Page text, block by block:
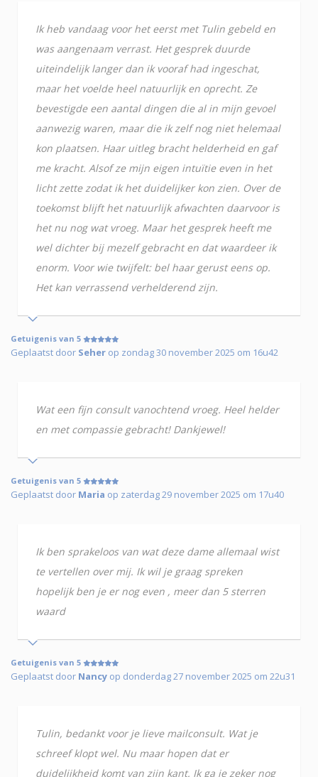
Ik heb vandaag voor het eerst met Tulin gebeld en
was aangenaam verrast. Het gesprek duurde
uiteindelijk langer dan ik vooraf had ingeschat,
maar het voelde heel natuurlijk en oprecht. Ze
bevestigde een aantal dingen die al in mijn gevoel
aanwezig waren, maar die ik zelf nog niet helemaal
kon plaatsen. Haar uitleg bracht helderheid en gaf
me kracht. Alsof ze mijn eigen intuïtie even in het
licht zette zodat ik het duidelijker kon zien. Over de
toekomst blijft het natuurlijk afwachten daarvoor is
het nu nog wat vroeg. Maar het gesprek heeft me
wel dichter bij mezelf gebracht en dat waardeer ik
enorm. Voor wie twijfelt: bel haar gerust eens op.
Het kan verrassend verhelderend zijn.
Getuigenis van 5
Geplaatst door Seher op zondag 30 november 2025 om 16u42
Wat een fijn consult vanochtend vroeg. Heel helder
en met compassie gebracht! Dankjewel!
Getuigenis van 5
Geplaatst door Maria op zaterdag 29 november 2025 om 17u40
Ik ben sprakeloos van wat deze dame allemaal wist
te vertellen over mij. Ik wil je graag spreken
hopelijk ben je er nog even , meer dan 5 sterren
waard
Getuigenis van 5
Geplaatst door Nancy op donderdag 27 november 2025 om 22u31
Tulin, bedankt voor je lieve mailconsult. Wat je
schreef klopt wel. Nu maar hopen dat er
duidelijkheid komt van zijn kant. Ik ga je zeker nog